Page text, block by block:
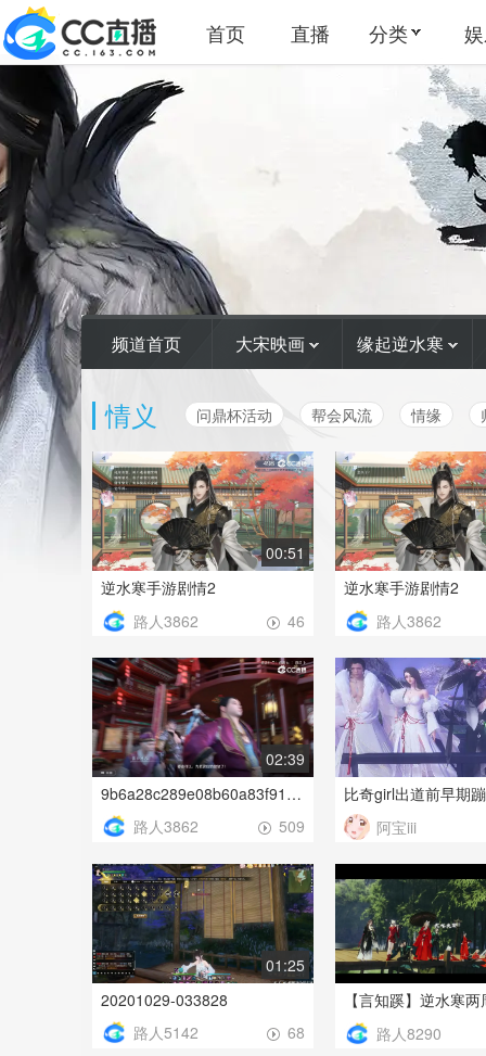
首页 直播 分类
频道首页 大宋映画 缘起逆水寒
情义 问鼎杯活动 帮会风流 情缘
00:51
逆水寒手游剧情2
46
路人3862
逆水寒手游剧情2
路人3862
02:39
9b6a28c289e08b60a83f9108911cb813qt
509
路人3862
比奇girl出道前早期
阿宝iii
01:25
20201029-033828
68
路人5142 路人8290